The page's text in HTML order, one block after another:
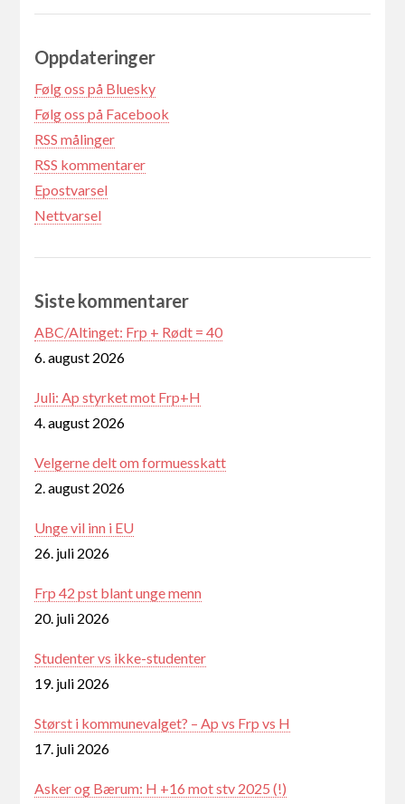
Oppdateringer
Følg oss på Bluesky
Følg oss på Facebook
RSS målinger
RSS kommentarer
Epostvarsel
Nettvarsel
Siste kommentarer
ABC/Altinget: Frp + Rødt = 40
6. august 2026
Juli: Ap styrket mot Frp+H
4. august 2026
Velgerne delt om formuesskatt
2. august 2026
Unge vil inn i EU
26. juli 2026
Frp 42 pst blant unge menn
20. juli 2026
Studenter vs ikke-studenter
19. juli 2026
Størst i kommunevalget? – Ap vs Frp vs H
17. juli 2026
Asker og Bærum: H +16 mot stv 2025 (!)